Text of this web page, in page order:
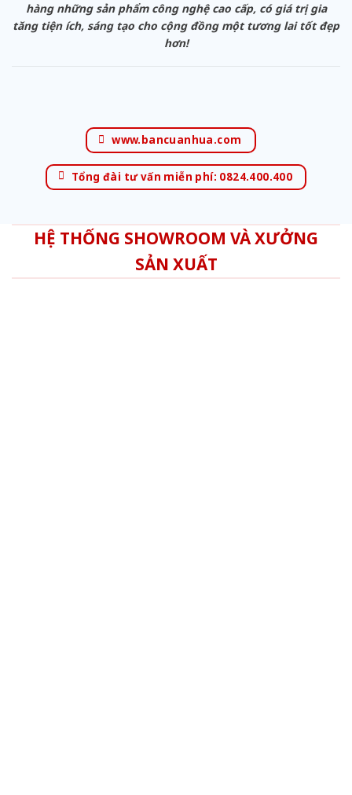
hàng những sản phẩm công nghệ cao cấp, có giá trị gia
tăng tiện ích, sáng tạo cho cộng đồng một tương lai tốt đẹp
hơn!
www.bancuanhua.com
Tổng đài tư vấn miễn phí: 0824.400.400
HỆ THỐNG SHOWROOM VÀ XƯỞNG
SẢN XUẤT